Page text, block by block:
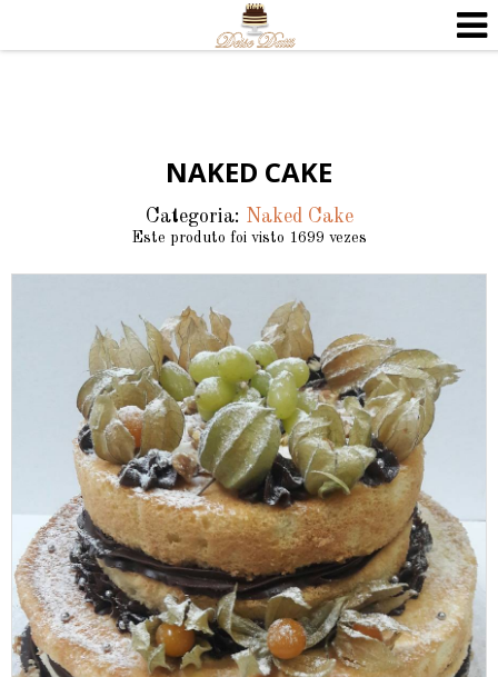
NAKED CAKE
Categoria: Naked Cake
Este produto foi visto 1699 vezes